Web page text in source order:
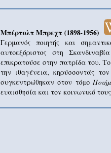
Μπέρτολτ Μπρεχτ (1898-1956)
Γερμανός ποιητής και
αυτοεξόριστος στη
επικρατούσε στην πατρίδα του.
την ιθαγένεια, κηρύσσοντάς
συγκεντρώθηκαν στον τόμο
ευαισθησία και τον κοινωνικό